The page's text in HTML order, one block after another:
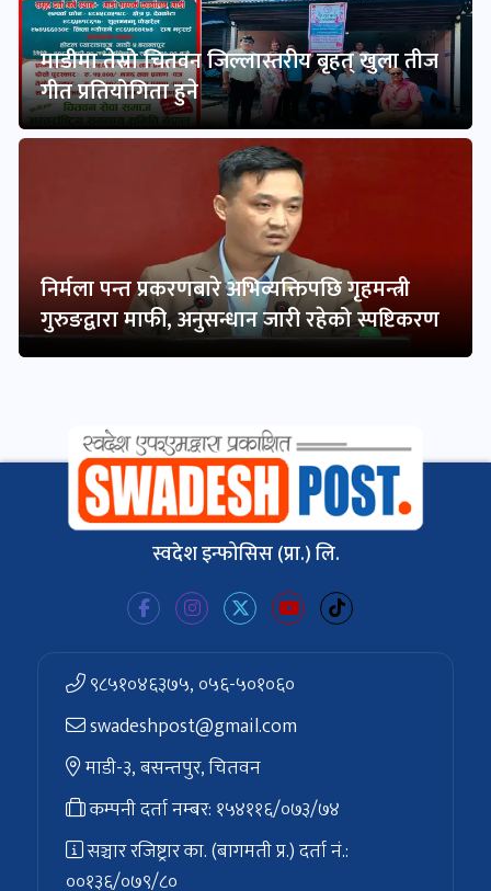
माडीमा तेस्रो चितवन जिल्लास्तरीय बृहत् खुला तीज
गीत प्रतियोगिता हुने
निर्मला पन्त प्रकरणबारे अभिव्यक्तिपछि गृहमन्त्री
गुरुङद्वारा माफी, अनुसन्धान जारी रहेको स्पष्टिकरण
स्वदेश इन्फोसिस (प्रा.) लि.
९८५१०४६३७५, ०५६-५०१०६०
swadeshpost@gmail.com
माडी-३, बसन्तपुर, चितवन
कम्पनी दर्ता नम्बर: १५४११६/०७३/७४
सञ्चार रजिष्ट्रार का. (बागमती प्र.) दर्ता नं.:
००१३६/०७९/८०